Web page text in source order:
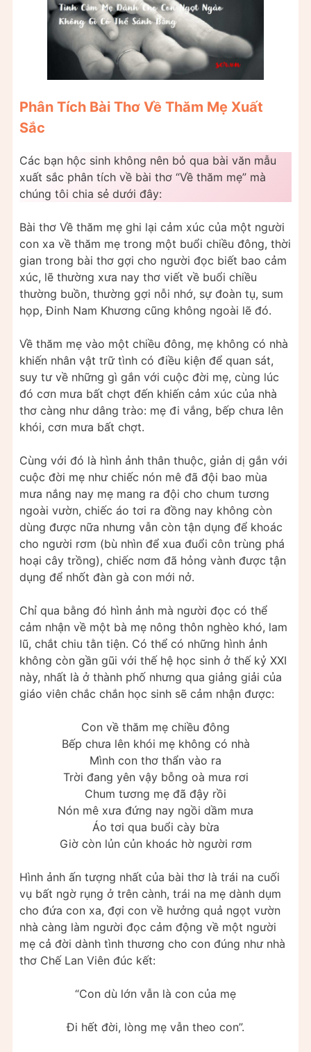
Phân Tích Bài Thơ Về Thăm Mẹ Xuất
Sắc
Các bạn hộc sinh không nên bỏ qua bài văn mẫu
xuất sắc phân tích về bài thơ “Về thăm mẹ” mà
chúng tôi chia sẻ dưới đây:
Bài thơ Về thăm mẹ ghi lại cảm xúc của một người
con xa về thăm mẹ trong một buổi chiều đông, thời
gian trong bài thơ gợi cho người đọc biết bao cảm
xúc, lẽ thường xưa nay thơ viết về buổi chiều
thường buồn, thường gợi nỗi nhớ, sự đoàn tụ, sum
họp, Đinh Nam Khương cũng không ngoài lẽ đó.
Về thăm mẹ vào một chiều đông, mẹ không có nhà
khiến nhân vật trữ tình có điều kiện để quan sát,
suy tư về những gì gắn với cuộc đời mẹ, cùng lúc
đó cơn mưa bất chợt đến khiến cảm xúc của nhà
thơ càng như dâng trào: mẹ đi vắng, bếp chưa lên
khói, cơn mưa bất chợt.
Cùng với đó là hình ảnh thân thuộc, giản dị gắn với
cuộc đời mẹ như chiếc nón mê đã đội bao mùa
mưa nắng nay mẹ mang ra đội cho chum tương
ngoài vườn, chiếc áo tơi ra đồng nay không còn
dùng được nữa nhưng vẫn còn tận dụng để khoác
cho người rơm (bù nhìn để xua đuổi côn trùng phá
hoại cây trồng), chiếc nơm đã hỏng vành được tận
dụng để nhốt đàn gà con mới nở.
Chỉ qua bằng đó hình ảnh mà người đọc có thể
cảm nhận về một bà mẹ nông thôn nghèo khó, lam
lũ, chắt chiu tằn tiện. Có thể có những hình ảnh
không còn gần gũi với thế hệ học sinh ở thế kỷ XXI
này, nhất là ở thành phố nhưng qua giảng giải của
giáo viên chắc chắn học sinh sẽ cảm nhận được:
Con về thăm mẹ chiều đông
Bếp chưa lên khói mẹ không có nhà
Mình con thơ thẩn vào ra
Trời đang yên vậy bỗng oà mưa rơi
Chum tương mẹ đã đậy rồi
Nón mê xưa đứng nay ngồi dầm mưa
Áo tơi qua buổi cày bừa
Giờ còn lủn củn khoác hờ người rơm
Hình ảnh ấn tượng nhất của bài thơ là trái na cuối
vụ bất ngờ rụng ở trên cành, trái na mẹ dành dụm
cho đứa con xa, đợi con về hưởng quả ngọt vườn
nhà càng làm người đọc cảm động về một người
mẹ cả đời dành tình thương cho con đúng như nhà
thơ Chế Lan Viên đúc kết:
“Con dù lớn vẫn là con của mẹ
Đi hết đời, lòng mẹ vẫn theo con”.